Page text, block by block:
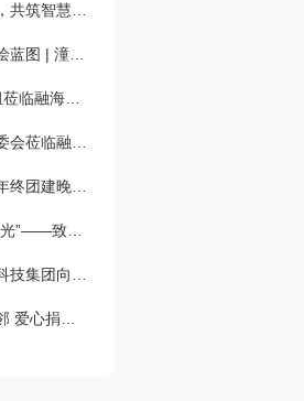
深化产融融合，共筑智慧建造新未来
政企同心，共绘蓝图 | 潼南区调研组莅临融海智城，肯定成绩并助力新发展
潼南招商..小组莅临融海智城科技集团考察交流 ¦共探智慧城市合作新机遇
潼南高新区管委会莅临融海智城科技集团生产基地 共探政企合作新路径
融海智城举办年终团建晚宴 凝心聚力共启新年新篇
“追逐光，成为光”——致公党迎春联谊会宣传融海智城公司捐赠太阳能路灯的善举
四川融海智城科技集团向叙永县麻城镇寨和村捐赠太阳能路灯 照亮乡村振兴路
路灯微光照乡邻 爱心捐赠护平安 —— 融海智城科技集团暖心路灯捐赠，陈伟会长代表受助群体致谢